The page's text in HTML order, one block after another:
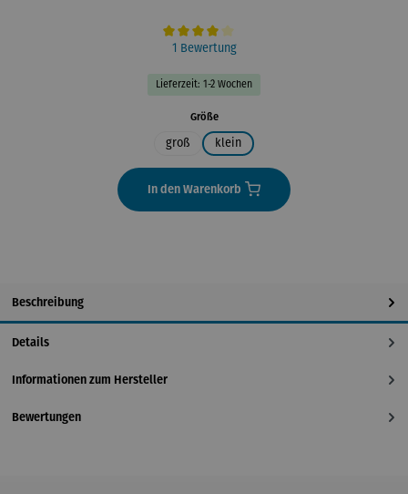
Durchschnittliche Bewertung von 4 von 5 Sternen
1 Bewertung
Lieferzeit: 1-2 Wochen
Größeauswählen
groß klein
In den Warenkorb
Beschreibung
Details
Informationen zum Hersteller
Bewertungen